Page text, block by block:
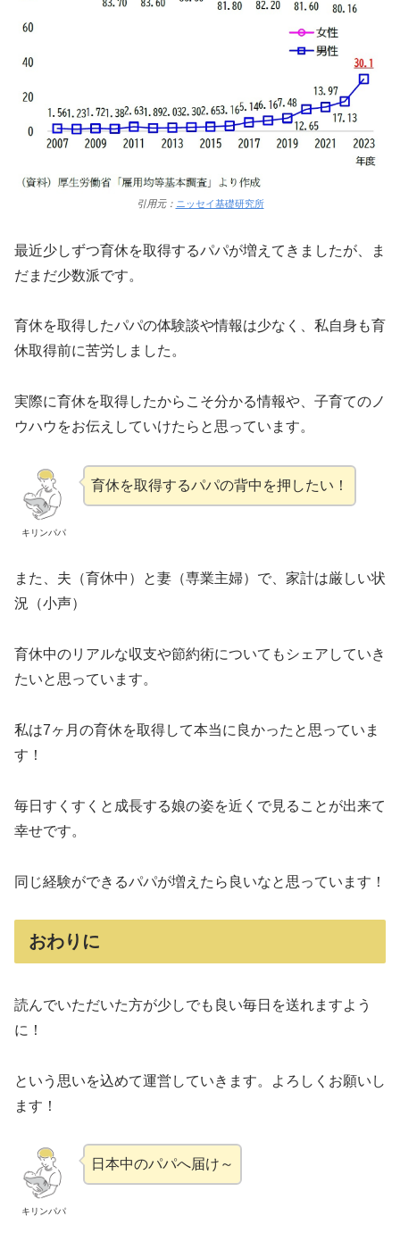
引用元： ニッセイ基礎研究所
最近少しずつ育休を取得するパパが増えてきましたが、ま
だまだ少数派です。
育休を取得したパパの体験談や情報は少なく、私自身も育
休取得前に苦労しました。
実際に育休を取得したからこそ分かる情報や、子育てのノ
ウハウをお伝えしていけたらと思っています。
キリンパパ
育休を取得するパパの背中を押したい！
また、夫（育休中）と妻（専業主婦）で、家計は厳しい状
況（小声）
育休中のリアルな収支や節約術についてもシェアしていき
たいと思っています。
私は7ヶ月の育休を取得して本当に良かったと思っていま
す！
毎日すくすくと成長する娘の姿を近くで見ることが出来て
幸せです。
同じ経験ができるパパが増えたら良いなと思っています！
おわりに
読んでいただいた方が少しでも良い毎日を送れますよう
に！
という思いを込めて運営していきます。よろしくお願いし
ます！
キリンパパ
日本中のパパへ届け～